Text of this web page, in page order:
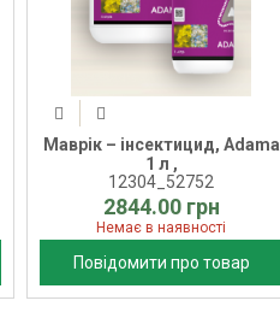
Маврік – інсектицид, Adama
1 л ,
12304_52752
2844.00 грн
Немає в наявності
Повідомити про товар